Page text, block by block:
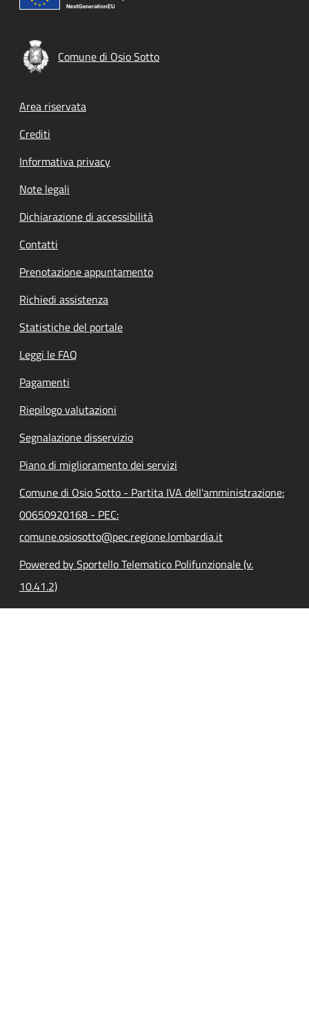
Comune di Osio Sotto
Footer menu
Area riservata
Crediti
Informativa privacy
Note legali
Dichiarazione di accessibilità
Contatti
Prenotazione appuntamento
Richiedi assistenza
Statistiche del portale
Leggi le FAQ
Pagamenti
Riepilogo valutazioni
Segnalazione disservizio
Piano di miglioramento dei servizi
Comune di Osio Sotto - Partita IVA dell'amministrazione:
00650920168 - PEC:
comune.osiosotto@pec.regione.lombardia.it
Powered by Sportello Telematico Polifunzionale (v.
10.41.2)